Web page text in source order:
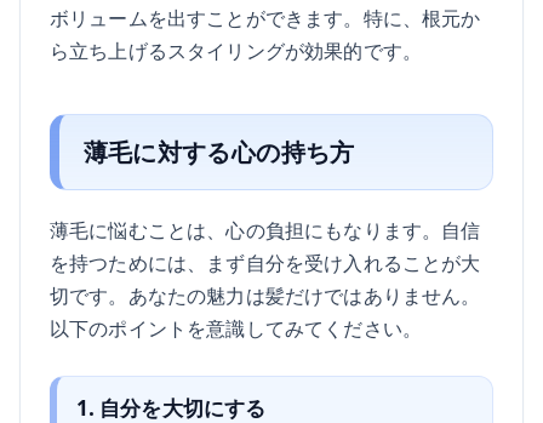
ボリュームを出すことができます。特に、根元か
ら立ち上げるスタイリングが効果的です。
薄毛に対する心の持ち方
薄毛に悩むことは、心の負担にもなります。自信
を持つためには、まず自分を受け入れることが大
切です。あなたの魅力は髪だけではありません。
以下のポイントを意識してみてください。
1. 自分を大切にする